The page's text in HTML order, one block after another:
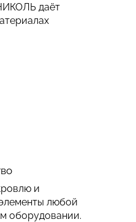
даёт
и
любой
оборудовании.